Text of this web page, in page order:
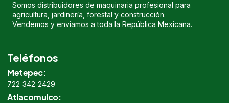
Somos distribuidores de maquinaria profesional para
agricultura, jardinería, forestal y construcción.
Vendemos y enviamos a toda la República Mexicana.
Teléfonos
Metepec:
722 342 2429
Atlacomulco: